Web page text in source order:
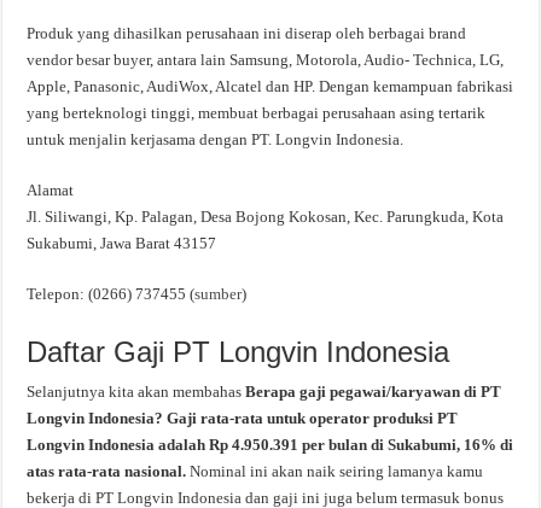
Produk yang dihasilkan perusahaan ini diserap oleh berbagai brand
vendor besar buyer, antara lain Samsung, Motorola, Audio- Technica, LG,
Apple, Panasonic, AudiWox, Alcatel dan HP. Dengan kemampuan fabrikasi
yang berteknologi tinggi, membuat berbagai perusahaan asing tertarik
untuk menjalin kerjasama dengan PT. Longvin Indonesia.
Alamat
Jl. Siliwangi, Kp. Palagan, Desa Bojong Kokosan, Kec. Parungkuda, Kota
Sukabumi, Jawa Barat 43157
Telepon: (0266) 737455 (sumber)
Daftar Gaji PT Longvin Indonesia
Selanjutnya kita akan membahasBerapa gaji pegawai/karyawan di PT
Longvin Indonesia? Gaji rata-rata untuk operator produksi PT
Longvin Indonesia adalah Rp 4.950.391 per bulan di Sukabumi, 16% di
atas rata-rata nasional.Nominal ini akan naik seiring lamanya kamu
bekerja di PT Longvin Indonesia dan gaji ini juga belum termasuk bonus